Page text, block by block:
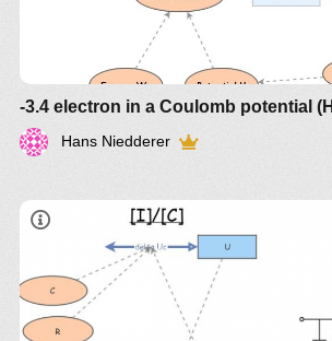
-3.4 electron in a Coulomb potential
Hans Niedderer